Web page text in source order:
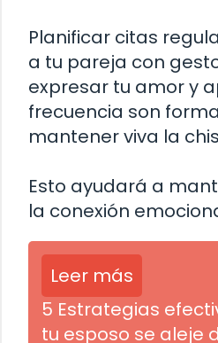
Planificar citas
a tu pareja con
expresar tu amor y
frecuencia son
mantener viva la
Esto ayudará a
la conexión
Leer más
5 Estrategias
tu esposo se aleje